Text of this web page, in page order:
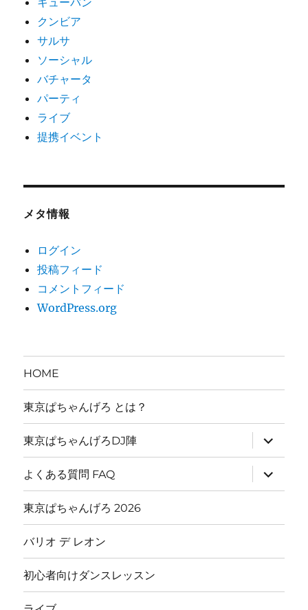
クンビア
サルサ
ソーシャル
バチャータ
パーティ
ライブ
提携イベント
メタ情報
ログイン
投稿フィード
コメントフィード
WordPress.org
HOME
東京ぱちゃんげろ とは？
東京ぱちゃんげろDJ陣
サ
ブ
メ
ニ
ュ
ー
開
よくある質問 FAQ
サ
ブ
メ
ー
開
東京ぱちゃんげろ 2026
バリオ デ レオン
初心者向けダンスレッスン